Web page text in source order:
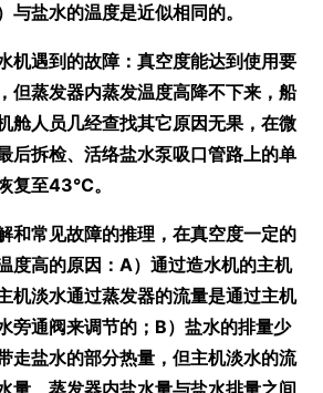
与盐水的温度是近似相同的。
机遇到的故障：真空度能达到使用要
但蒸发器内蒸发温度高降不下来，船
舱人员几经查找其它原因无果，在微
后拆检、活络盐水泵吸口管路上的单
复至43℃。
和常见故障的推理，在真空度一定的
度高的原因：A）通过造水机的主机
机淡水通过蒸发器的流量是通过主机
旁通阀来调节的；B）盐水的排量少
走盐水的部分热量，但主机淡水的流